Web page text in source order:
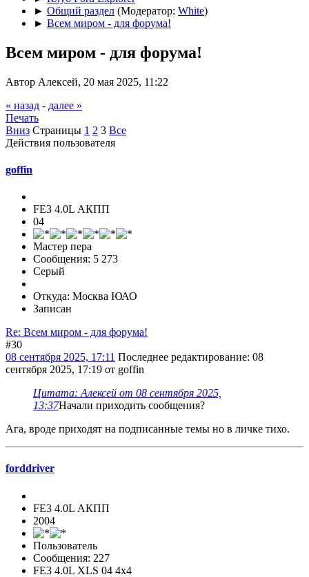
► Общий раздел (Модератор: White)
► Всем миром - для форума!
Всем миром - для форума!
Автор Алексей, 20 мая 2025, 11:22
« назад - далее »
Печать
Вниз Страницы 1 2 3 Все
Действия пользователя
goffin
FE3 4.0L АКПП
04
Мастер пера
Сообщения: 5 273
Серый
Откуда: Москва ЮАО
Записан
Re: Всем миром - для форума!
#30
08 сентября 2025, 17:11 Последнее редактирование: 08
сентября 2025, 17:19 от goffin
Цитата: Алексей от 08 сентября 2025,
13:37Начали приходить сообщения?
Ага, вроде приходят на подписанные темы но в личке тихо.
forddriver
FE3 4.0L АКПП
2004
Пользователь
Сообщения: 227
FE3 4.0L XLS 04 4x4